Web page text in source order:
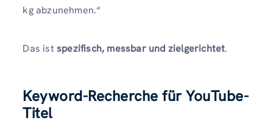
kg abzunehmen.“
Das ist spezifisch, messbar und zielgerichtet.
Keyword-Recherche für YouTube-
Titel